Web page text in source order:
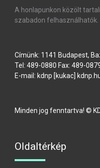
A honlapunkon közölt
szabadon felhasználhatók.
Címünk: 1141 Budapest,
Tel: 489-0880 Fax: 489-
E-mail: kdnp [kukac] kdnp
Minden jog fenntartva! ©
Oldaltérkép